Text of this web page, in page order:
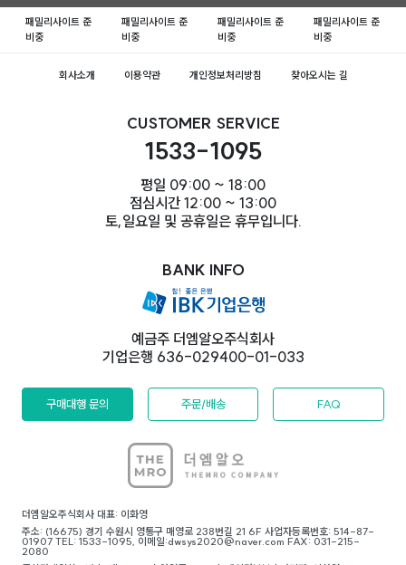
패밀리사이트 준
비중
패밀리사이트 준
비중
패밀리사이트 준
비중
패밀리사이트 준
비중
회사소개 이용약관 개인정보처리방침 찾아오시는 길
더엠알오주식회사 대표: 이화영
주소: (16675) 경기 수원시 영통구 매영로 238번길 21 6F 사업자등록번호: 514-87-
01907 TEL: 1533-1095, 이메일:dwsys2020@naver.com FAX: 031-215-
2080
CUSTOMER SERVICE
1533-1095
평일 09:00 ~ 18:00
점심시간 12:00 ~ 13:00
토,일요일 및 공휴일은 휴무입니다.
BANK INFO
예금주 더엠알오주식회사
기업은행 636-029400-01-033
구매대행 문의 주문/배송 FAQ